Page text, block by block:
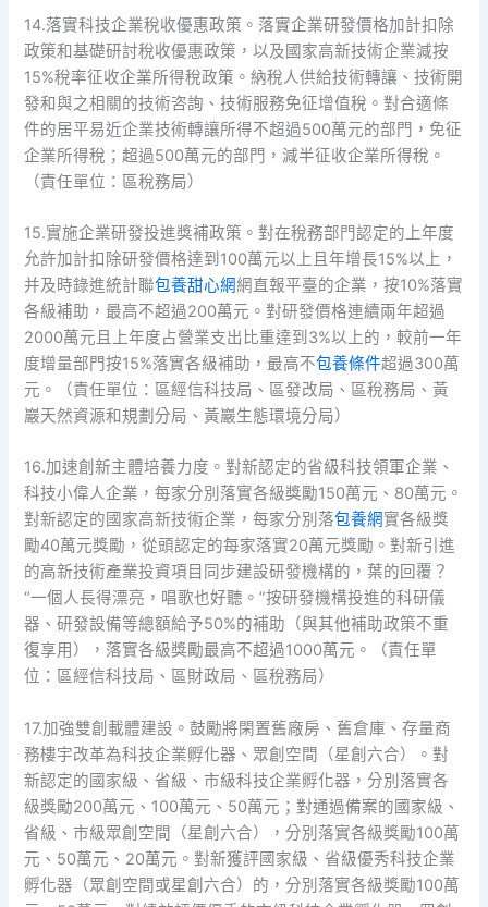
14.落實科技企業稅收優惠政策。落實企業研發價格加計扣除
政策和基礎研討稅收優惠政策，以及國家高新技術企業減按
15%稅率征收企業所得稅政策。納稅人供給技術轉讓、技術開
發和與之相關的技術咨詢、技術服務免征增值稅。對合適條
件的居平易近企業技術轉讓所得不超過500萬元的部門，免征
企業所得稅；超過500萬元的部門，減半征收企業所得稅。
（責任單位：區稅務局）
15.實施企業研發投進獎補政策。對在稅務部門認定的上年度
允許加計扣除研發價格達到100萬元以上且年增長15%以上，
并及時錄進統計聯包養甜心網網直報平臺的企業，按10%落實
各級補助，最高不超過200萬元。對研發價格連續兩年超過
2000萬元且上年度占營業支出比重達到3%以上的，較前一年
度增量部門按15%落實各級補助，最高不包養條件超過300萬
元。（責任單位：區經信科技局、區發改局、區稅務局、黃
巖天然資源和規劃分局、黃巖生態環境分局）
16.加速創新主體培養力度。對新認定的省級科技領軍企業、
科技小偉人企業，每家分別落實各級獎勵150萬元、80萬元。
對新認定的國家高新技術企業，每家分別落包養網實各級獎
勵40萬元獎勵，從頭認定的每家落實20萬元獎勵。對新引進
的高新技術產業投資項目同步建設研發機構的，葉的回覆？
“一個人長得漂亮，唱歌也好聽。”按研發機構投進的科研儀
器、研發設備等總額給予50%的補助（與其他補助政策不重
復享用），落實各級獎勵最高不超過1000萬元。（責任單
位：區經信科技局、區財政局、區稅務局）
17.加強雙創載體建設。鼓勵將閑置舊廠房、舊倉庫、存量商
務樓宇改革為科技企業孵化器、眾創空間（星創六合）。對
新認定的國家級、省級、市級科技企業孵化器，分別落實各
級獎勵200萬元、100萬元、50萬元；對通過備案的國家級、
省級、市級眾創空間（星創六合），分別落實各級獎勵100萬
元、50萬元、20萬元。對新獲評國家級、省級優秀科技企業
孵化器（眾創空間或星創六合）的，分別落實各級獎勵100萬